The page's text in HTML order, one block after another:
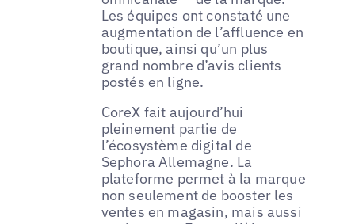
Les équipes ont constaté une
augmentation de l’affluence en
boutique, ainsi qu’un plus
grand nombre d’avis clients
postés en ligne.
CoreX fait aujourd’hui
pleinement partie de
l’écosystème digital de
Sephora Allemagne. La
plateforme permet à la marque
non seulement de booster les
ventes en magasin, mais aussi